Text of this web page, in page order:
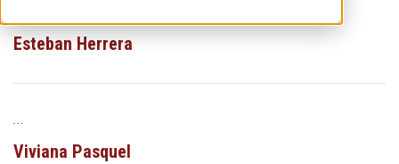
Esteban Herrera
Viviana Pasquel